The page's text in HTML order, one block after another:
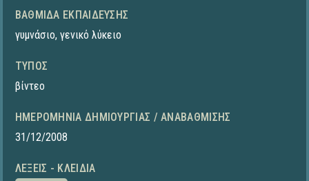
ΒΑΘΜΊΔΑ ΕΚΠΑΊΔΕΥΣΗΣ
γυμνάσιο, γενικό λύκειο
ΤΎΠΟΣ
βίντεο
ΗΜΕΡΟΜΗΝΊΑ ΔΗΜΙΟΥΡΓΊΑΣ / ΑΝΑΒΆΘΜΙΣΗΣ
31/12/2008
ΛΈΞΕΙΣ - ΚΛΕΙΔΙΆ